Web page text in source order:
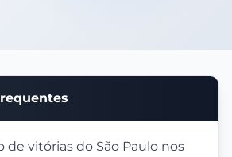
de vitórias do São Paulo nos